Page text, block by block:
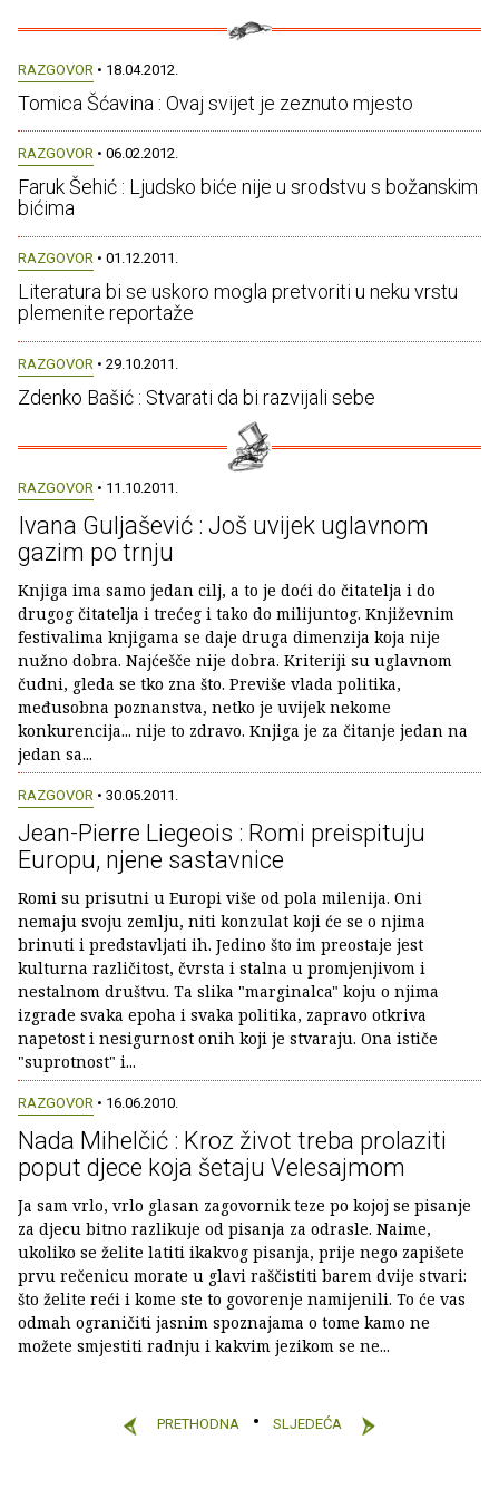
RAZGOVOR • 18.04.2012.
Tomica Šćavina : Ovaj svijet je zeznuto mjesto
RAZGOVOR • 06.02.2012.
Faruk Šehić : Ljudsko biće nije u srodstvu s božanskim
bićima
RAZGOVOR • 01.12.2011.
Literatura bi se uskoro mogla pretvoriti u neku vrstu
plemenite reportaže
RAZGOVOR • 29.10.2011.
Zdenko Bašić : Stvarati da bi razvijali sebe
RAZGOVOR • 11.10.2011.
Ivana Guljašević : Još uvijek uglavnom
gazim po trnju
Knjiga ima samo jedan cilj, a to je doći do čitatelja i do
drugog čitatelja i trećeg i tako do milijuntog. Književnim
festivalima knjigama se daje druga dimenzija koja nije
nužno dobra. Najćešče nije dobra. Kriteriji su uglavnom
čudni, gleda se tko zna što. Previše vlada politika,
međusobna poznanstva, netko je uvijek nekome
konkurencija... nije to zdravo. Knjiga je za čitanje jedan na
jedan sa...
RAZGOVOR • 30.05.2011.
Jean-Pierre Liegeois : Romi preispituju
Europu, njene sastavnice
Romi su prisutni u Europi više od pola milenija. Oni
nemaju svoju zemlju, niti konzulat koji će se o njima
brinuti i predstavljati ih. Jedino što im preostaje jest
kulturna različitost, čvrsta i stalna u promjenjivom i
nestalnom društvu. Ta slika "marginalca" koju o njima
izgrade svaka epoha i svaka politika, zapravo otkriva
napetost i nesigurnost onih koji je stvaraju. Ona ističe
"suprotnost" i...
RAZGOVOR • 16.06.2010.
Nada Mihelčić : Kroz život treba prolaziti
poput djece koja šetaju Velesajmom
Ja sam vrlo, vrlo glasan zagovornik teze po kojoj se pisanje
za djecu bitno razlikuje od pisanja za odrasle. Naime,
ukoliko se želite latiti ikakvog pisanja, prije nego zapišete
prvu rečenicu morate u glavi raščistiti barem dvije stvari:
što želite reći i kome ste to govorenje namijenili. To će vas
odmah ograničiti jasnim spoznajama o tome kamo ne
možete smjestiti radnju i kakvim jezikom se ne...
PRETHODNA SLJEDEĆA